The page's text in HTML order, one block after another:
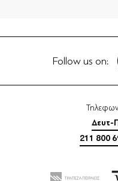
Follow us on:
Δευτ-
211 800